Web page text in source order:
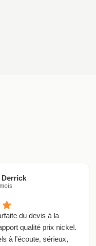
Derrick
du devis à la
qualité prix nickel.
à l’écoute, sérieux,